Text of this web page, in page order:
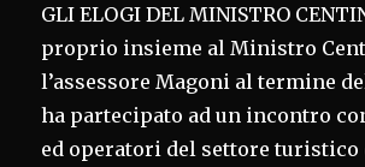
GLI ELOGI DEL MINISTRO
proprio insieme al Ministro
l’assessore Magoni al termine
ha partecipato ad un incontro
ed operatori del settore turistico